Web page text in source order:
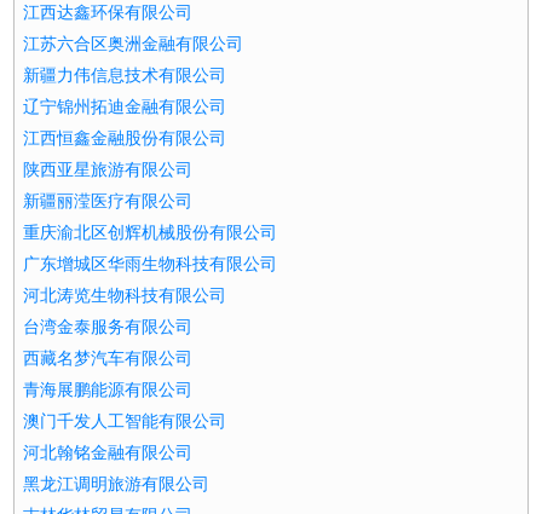
江西达鑫环保有限公司
江苏六合区奥洲金融有限公司
新疆力伟信息技术有限公司
辽宁锦州拓迪金融有限公司
江西恒鑫金融股份有限公司
陕西亚星旅游有限公司
新疆丽滢医疗有限公司
重庆渝北区创辉机械股份有限公司
广东增城区华雨生物科技有限公司
河北涛览生物科技有限公司
台湾金泰服务有限公司
西藏名梦汽车有限公司
青海展鹏能源有限公司
澳门千发人工智能有限公司
河北翰铭金融有限公司
黑龙江调明旅游有限公司